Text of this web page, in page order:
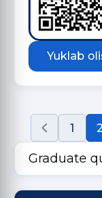
Yuklab
1 2
Graduate